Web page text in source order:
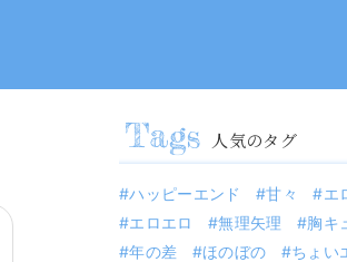
人気のタグ
ハッピーエンド 甘々
エ
エロエロ
無理矢理 胸キ
年の差
ほのぼの
ちょい